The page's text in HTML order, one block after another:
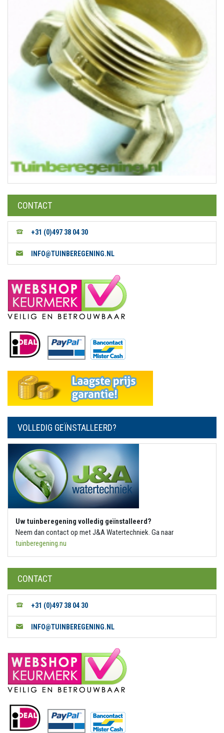
CONTACT
+31 (0)497 38 04 30
INFO@TUINBEREGENING.NL
VOLLEDIG GEÏNSTALLEERD?
Uw tuinberegening volledig geïnstalleerd?
Neem dan contact op met J&A Watertechniek. Ga naar
tuinberegening.nu
CONTACT
+31 (0)497 38 04 30
INFO@TUINBEREGENING.NL